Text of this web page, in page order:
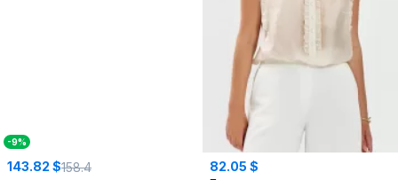
-9%
143.82 $158.4
82.05 $